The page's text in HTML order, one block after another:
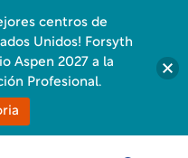
centros de
Unidos! Forsyth
Aspen 2027 a la
Profesional.